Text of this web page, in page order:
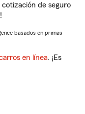
de seguro
basados en primas
en línea. ¡Es